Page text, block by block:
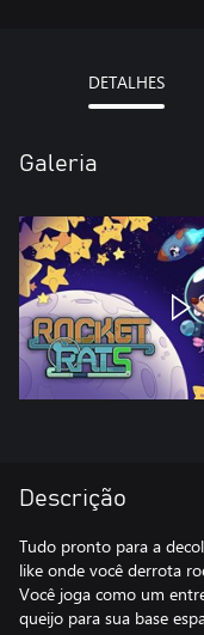
DETALHES
Galeria
Descrição
Tudo pronto para a
like onde você derrota
Você joga como um
queijo para sua base